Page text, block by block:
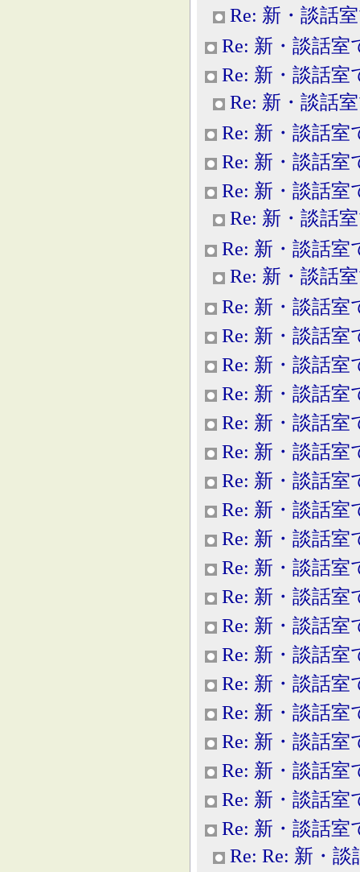
Re: 新・談話
Re: 新・談話室
Re: 新・談話室
Re: 新・談話
Re: 新・談話室
Re: 新・談話室
Re: 新・談話室
Re: 新・談話
Re: 新・談話室
Re: 新・談話
Re: 新・談話室
Re: 新・談話室
Re: 新・談話室
Re: 新・談話室
Re: 新・談話室
Re: 新・談話室
Re: 新・談話室
Re: 新・談話室
Re: 新・談話室
Re: 新・談話室
Re: 新・談話室
Re: 新・談話室
Re: 新・談話室
Re: 新・談話室
Re: 新・談話室
Re: 新・談話室
Re: 新・談話室
Re: 新・談話室
Re: 新・談話室
Re: Re: 新・